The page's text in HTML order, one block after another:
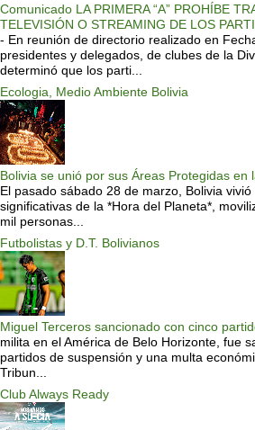
Comunicado LA PRIMERA “A” PROHÍBE
TELEVISIÓN O STREAMING DE LOS
- En reunión de directorio realizado en
presidentes y delegados, de clubes de la
determinó que los parti...
Ecologia, Medio Ambiente Bolivia
Bolivia se unió por sus Áreas Protegidas en
El pasado sábado 28 de marzo, Bolivia
significativas de la *Hora del Planeta*,
mil personas...
Futbolistas y D.T. Bolivianos
Miguel Terceros sancionado con cinco
milita en el América de Belo Horizonte, fue
partidos de suspensión y una multa
Tribun...
Club Always Ready